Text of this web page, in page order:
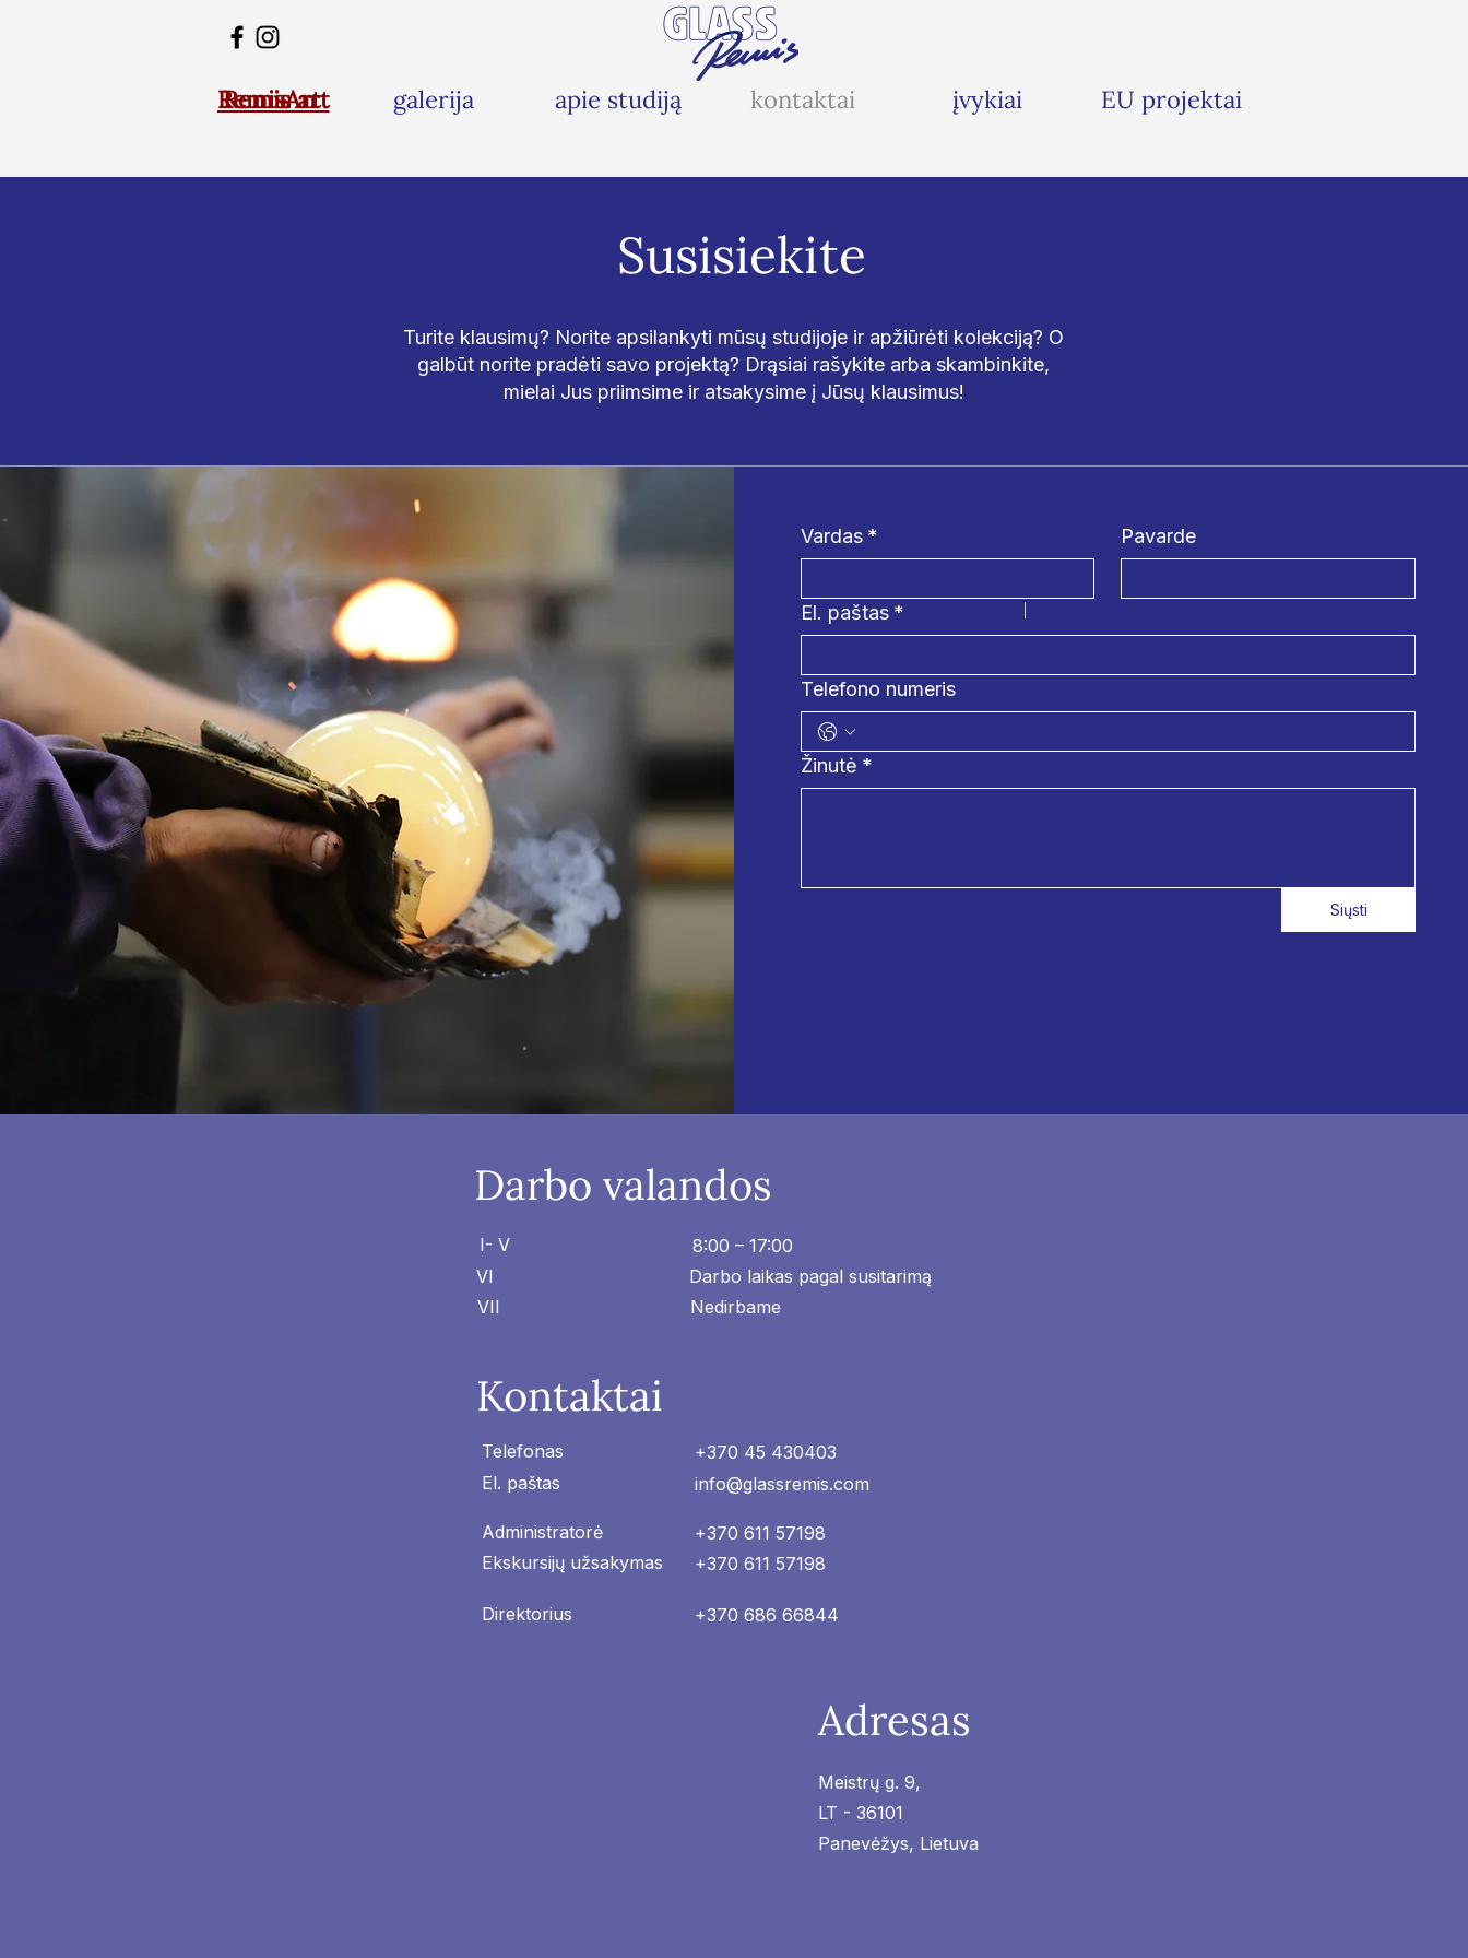
RemisArt galerija apie studiją kontaktai įvykiai EU projektai
Susisiekite
Turite klausimų? Norite apsilankyti mūsų studijoje ir apžiūrėti kolekciją? O
galbūt norite pradėti savo projektą? Drąsiai rašykite arba skambinkite,
mielai Jus priimsime ir atsakysime į Jūsų klausimus!
Vardas * Pavarde
El. paštas *
Telefono numeris
Žinutė *
Siųsti
Darbo valandos
I- V
8:00 – 17:00
VI
Darbo laikas pagal susitarimą
VII
Nedirbame
Kontaktai
Telefonas
+370 45 430403
El. paštas
info@glassremis.com
Administratorė
Ekskursijų užsakymas
+370 611 57198
+370 611 57198
Direktorius +370 686 66844
Adresas
Meistrų g. 9,
LT - 36101
Panevėžys, Lietuva
Remis art